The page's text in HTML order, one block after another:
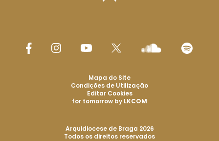
Arquidiocese de Braga 2026
Todos os direitos reservados
Mapa do Site
Condições de Utilização
Editar Cookies
for tomorrow by LKCOM